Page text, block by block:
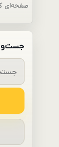
صفحه‌ای
جستجو
برای: